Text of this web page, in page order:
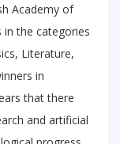
Academy of
in the categories
Literature,
in
that there
and artificial